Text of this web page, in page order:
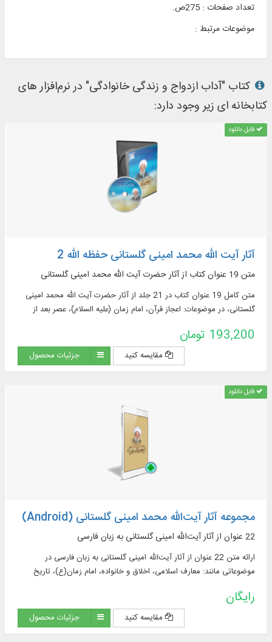
تعداد صفحات : 275ص.
موضوعات مرتبط :
کتاب "آداب ازدواج و زندگی خانوادگی" در نرم‌افزار های
کتابخانه ای زیر وجود دارد:
قابل دانلود
آثار آیت الله محمد امینی گلستانی حفظه الله 2
متن 19 عنوان کتاب از آثار حضرت آيت الله محمد امینی گلستانی
متن کامل 19 عنوان کتاب در 21 جلد از آثار حضرت آيت الله محمد امینی
گلستانی، در موضوعات: اعجاز قرآن، امام زمان (عليه السلام)، عصر بعد از
ائمه (عليهم السلام)، عقاید و ...
193,200 تومان
مقایسه کنید جزئیات محصول
قابل دانلود
مجموعه آثار آیت‌الله محمد امینی گلستانی (Android)
22 عنوان از آثار آیت‌الله امینی گلستانی به زبان فارسی
ارائه متن 22 عنوان از آثار آیت‌الله امینی گلستانی به زبان فارسی در
موضوعاتی مانند: معارف اسلامی، اخلاق و خانواده، امام زمان(ع)، تاریخ
رایگان
مقایسه کنید جزئیات محصول